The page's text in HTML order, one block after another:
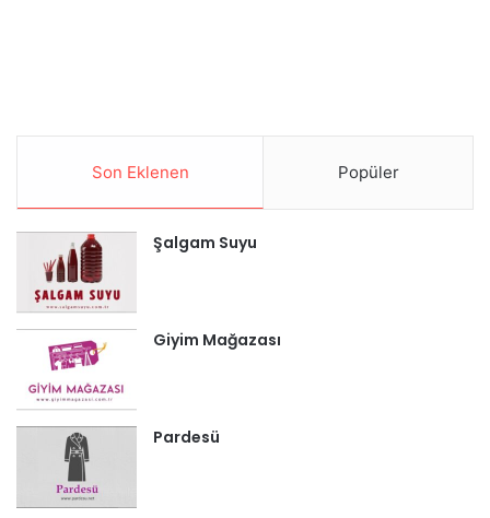
Son Eklenen Popüler
Şalgam Suyu
Giyim Mağazası
Pardesü